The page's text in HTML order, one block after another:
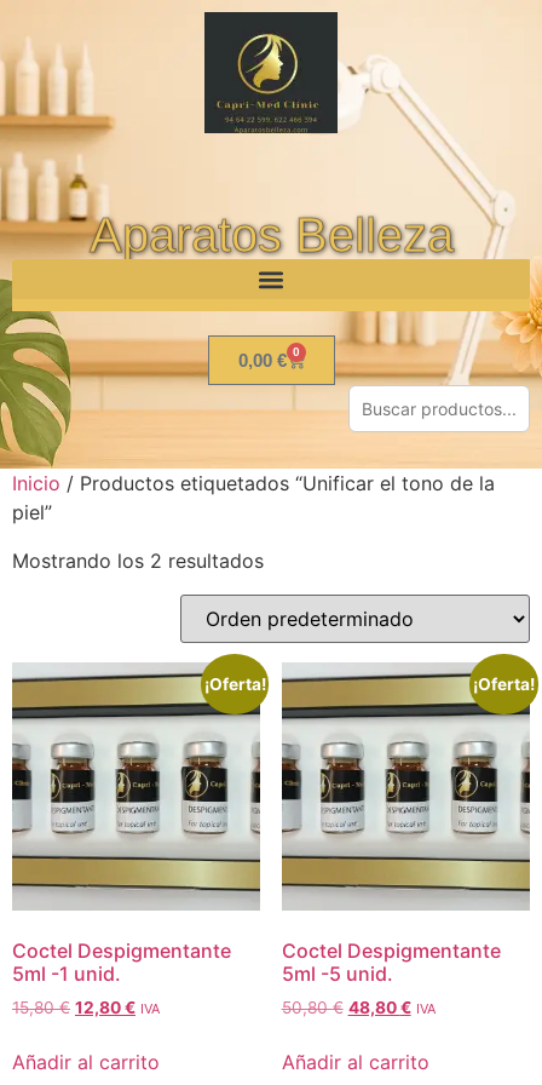
Aparatos Belleza
0,00 € 0
Inicio / Productos etiquetados “Unificar el tono de la
piel”
Mostrando los 2 resultados
¡Oferta!
Coctel Despigmentante
5ml -1 unid.
15,80€ 12,80€ IVA
Añadir al carrito
¡Oferta!
Coctel Despigmentante
5ml -5 unid.
50,80€ 48,80€ IVA
Añadir al carrito